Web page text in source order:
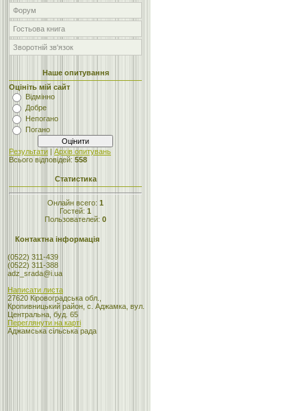
Форум
Гостьова книга
Зворотній зв'язок
Наше опитування
Оцініть мій сайт
Відмінно
Добре
Непогано
Погано
Результати | Архів опитувань
Всього відповідей: 558
Статистика
Онлайн всего: 1
Гостей: 1
Пользователей: 0
Контактна інформація
(0522) 311-439
(0522) 311-388
adz_srada@i.ua
Написати листа
27620 Кіровоградська обл.,
Кропивницький район, с. Аджамка, вул.
Центральна, буд. 65
Переглянути на карті
Аджамська сільська рада